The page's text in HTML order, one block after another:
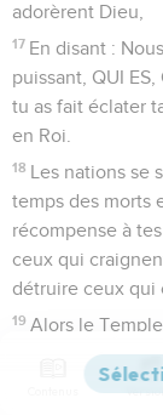
adorèrent Dieu,
17 En disant :
puissant, QUI
tu as fait éclater
en Roi.
18 Les nations se
temps des morts
récompense à
ceux qui
détruire ceux qui
19 Alors le
son alliance fut
des voix, des